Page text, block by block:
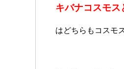
キバナコスモス
はどちらもコスモ